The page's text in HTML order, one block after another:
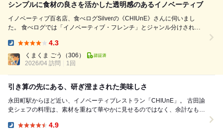
シンプルに食材の良さを活かした透明感のあるイノベーティブ
イノベーティブ百名店、食べログSilverの《CHIUnE》さんに伺いまし
た。 食べログでは「イノベーティブ・フレンチ」とジャンル分けされて
た料理を想像していました。 全然違いました。 むしろ逆に、シンプルに
食材の良さを活か...
4.3
くまくま ごう
（306）
2026/04 訪問
1回
引き算の先にある、研ぎ澄まされた美味しさ
永田町駅からほど近い、イノベーティブレストラン「CHIUnE」。 古田諭
史シェフの料理は、素材を重ねて華やかに見せるのではなく、余計なもの
4.9